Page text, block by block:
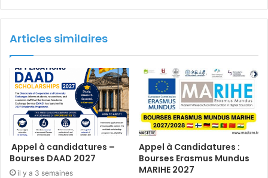
Articles similaires
Appel à candidatures –
Bourses DAAD 2027
il y a 3 semaines
Appel à Candidatures :
Bourses Erasmus Mundus
MARIHE 2027